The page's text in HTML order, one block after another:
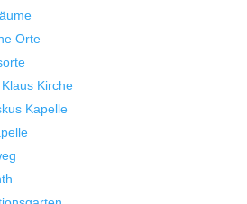
Orte
Kirche
Kapelle